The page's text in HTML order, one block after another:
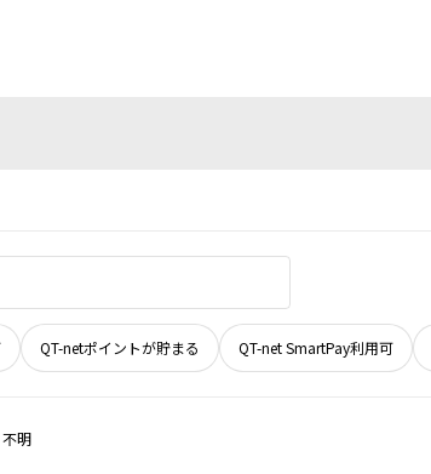
QT-netポイントが貯まる QT-net SmartPay利用可
不明